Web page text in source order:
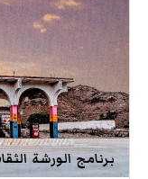
برنامج الورشة